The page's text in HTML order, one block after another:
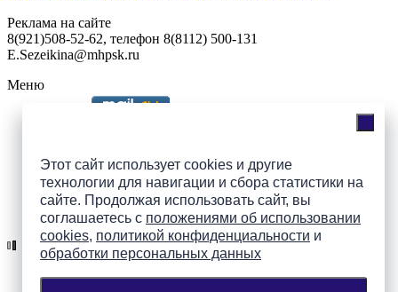
Этот сайт использует cookies и другие
технологии для навигации и сбора статистики на
сайте. Продолжая использовать сайт, вы
соглашаетесь с положениями об использовании
cookies, политикой конфиденциальности и
обработки персональных данных
Реклама на сайте
8(921)508-52-62, телефон 8(8112) 500-131
E.Sezeikina@mhpsk.ru
Меню
Подпишись на группы
ПАИ в соцсетях!